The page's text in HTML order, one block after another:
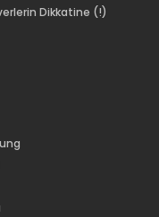
Dikkatine (!)